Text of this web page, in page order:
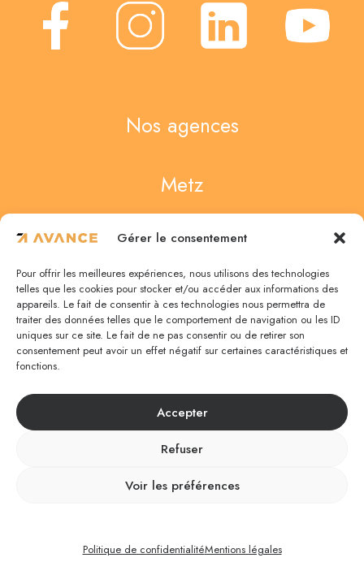
Gérer le consentement
Pour offrir les meilleures expériences, nous utilisons des technologies
telles que les cookies pour stocker et/ou accéder aux informations des
appareils. Le fait de consentir à ces technologies nous permettra de
traiter des données telles que le comportement de navigation ou les ID
uniques sur ce site. Le fait de ne pas consentir ou de retirer son
consentement peut avoir un effet négatif sur certaines caractéristiques et
fonctions.
Accepter
Refuser
Voir les préférences
Politique de confidentialitéMentions légales
Nos agences
Metz
4 Rue des Noisetiers
03 87 75 67 47
Nancy
54000 Nancy
03 83 35 87 48